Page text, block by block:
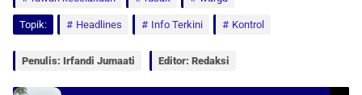
A
p
o
o
Topik: Headlines Info Terkini Kontrol
Penulis: Irfandi Jumaati Editor: Redaksi